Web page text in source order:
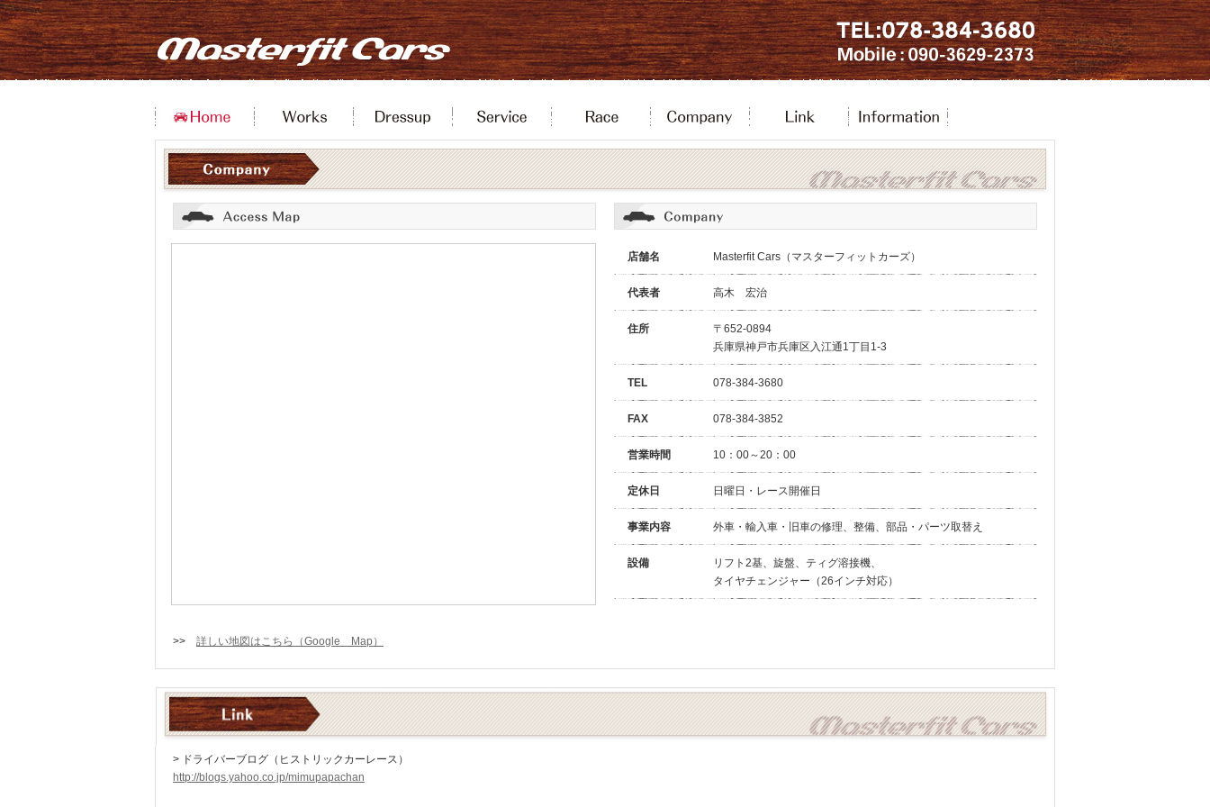
>> 詳しい地図はこちら（Google Map）
店舗名 Masterfit Cars（マスターフィットカーズ）
代表者 高木 宏治
住所
〒652-0894
兵庫県神戸市兵庫区入江通1丁目1-3
TEL 078-384-3680
FAX 078-384-3852
営業時間 10：00～20：00
定休日 日曜日・レース開催日
事業内容 外車・輸入車・旧車の修理、整備、部品・パーツ取替え
設備
リフト2基、旋盤、ティグ溶接機、
タイヤチェンジャー（26インチ対応）
> ドライバーブログ（ヒストリックカーレース）
http://blogs.yahoo.co.jp/mimupapachan